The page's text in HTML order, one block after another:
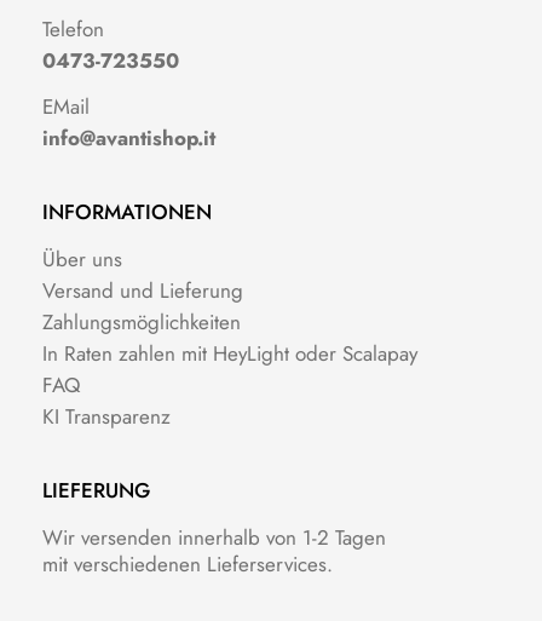
Telefon
0473-723550
EMail
info@avantishop.it
INFORMATIONEN
Über uns
Versand und Lieferung
Zahlungsmöglichkeiten
In Raten zahlen mit HeyLight oder Scalapay
FAQ
KI Transparenz
LIEFERUNG
Wir versenden innerhalb von 1-2 Tagen
mit verschiedenen Lieferservices.